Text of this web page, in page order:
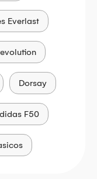
Everlast
Dorsay
F50